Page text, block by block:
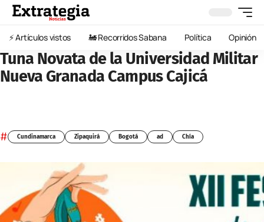
⚡️ Artículos vistos 🚂 Recorridos Sabana Política Opinión
Tuna Novata de la Universidad Militar
Nueva Granada Campus Cajicá
# Cundinamarca Zipaquirá Bogotá ad Chía